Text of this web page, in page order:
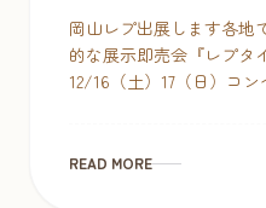
岡山レプ出展します各地
的な展示即売会『レプタ
12/16（土）17（日）コ
READ MORE